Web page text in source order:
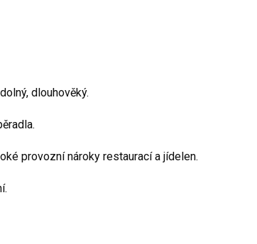
dlouhověký.
provozní nároky restaurací a jídelen.